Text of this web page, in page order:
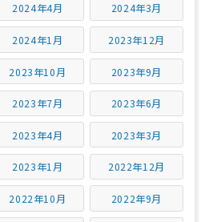
2024年4月 2024年3月
2024年1月 2023年12月
2023年10月 2023年9月
2023年7月 2023年6月
2023年4月 2023年3月
2023年1月 2022年12月
2022年10月 2022年9月